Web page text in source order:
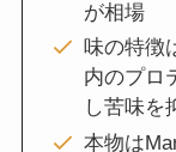
が相場
味の特徴
内のプロ
し苦味を
本物は